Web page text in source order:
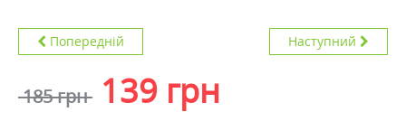
Попередній Наступний
185 грн 139 грн